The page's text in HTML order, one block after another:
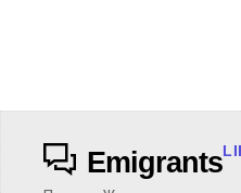
Emigrants